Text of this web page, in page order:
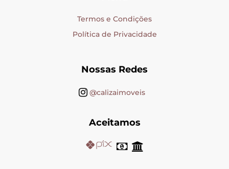
Termos e Condições
Política de Privacidade
Nossas Redes
@calizaimoveis
Aceitamos